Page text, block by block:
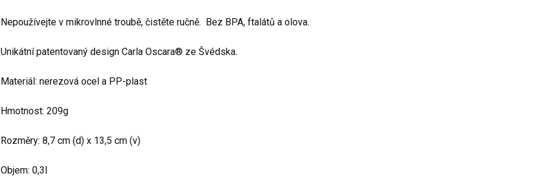
Nepoužívejte v mikrovlnné troubě, čistěte ručně. Bez BPA, ftalátů a olova.
Unikátní patentovaný design Carla Oscara® ze Švédska.
Materiál: nerezová ocel a PP-plast
Hmotnost: 209g
Rozměry: 8,7 cm (d) x 13,5 cm (v)
Objem: 0,3l